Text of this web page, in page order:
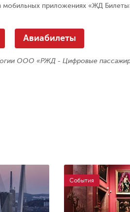
мобильных приложениях «ЖД
Авиабилеты
ООО «РЖД - Цифровые
События